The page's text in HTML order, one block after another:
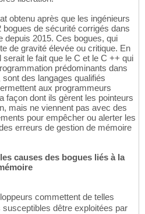
obtenu après que les ingénieurs
de sécurité corrigés dans
depuis 2015. Ces bogues, qui
de gravité élevée ou critique. En
le fait que le C et le C ++ qui
prédominants dans
des langages qualifiés
aux programmeurs
façon dont ils gèrent les pointeurs
mais ne viennent pas avec des
pour empêcher ou alerter les
erreurs de gestion de mémoire
causes des bogues liés à la
commettent de telles
dêtre exploitées par